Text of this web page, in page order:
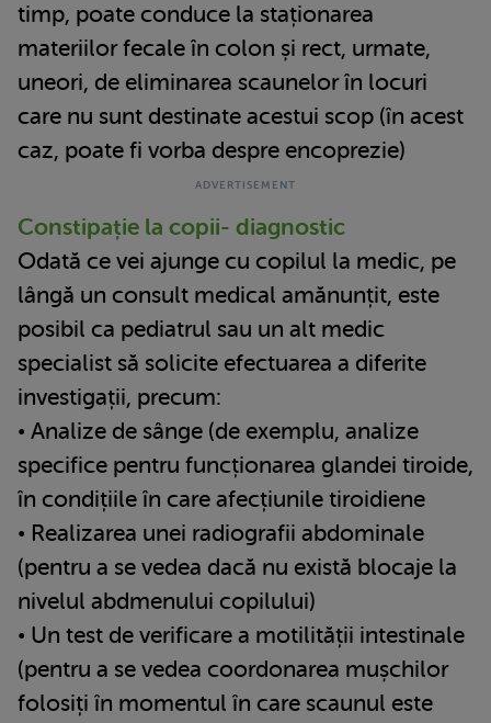
timp, poate conduce la staționarea
materiilor fecale în colon și rect, urmate,
uneori, de eliminarea scaunelor în locuri
care nu sunt destinate acestui scop (în acest
caz, poate fi vorba despre encoprezie)
Constipație la copii- diagnostic
Odată ce vei ajunge cu copilul la medic, pe
lângă un consult medical amănunțit, este
posibil ca pediatrul sau un alt medic
specialist să solicite efectuarea a diferite
investigații, precum:
• Analize de sânge (de exemplu, analize
specifice pentru funcționarea glandei tiroide,
în condițiile în care afecțiunile tiroidiene
• Realizarea unei radiografii abdominale
(pentru a se vedea dacă nu există blocaje la
nivelul abdmenului copilului)
• Un test de verificare a motilității intestinale
(pentru a se vedea coordonarea mușchilor
folosiți în momentul în care scaunul este